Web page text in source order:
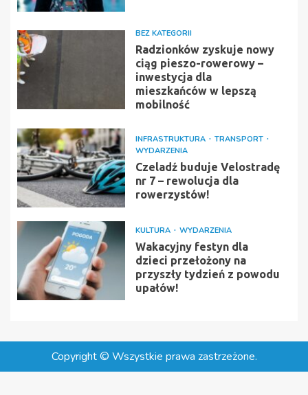
BEZ KATEGORII
Radzionków zyskuje nowy
ciąg pieszo-rowerowy –
inwestycja dla
mieszkańców w lepszą
mobilność
INFRASTRUKTURA
TRANSPORT
WYDARZENIA
Czeladź buduje Velostradę
nr 7 – rewolucja dla
rowerzystów!
KULTURA WYDARZENIA
Wakacyjny festyn dla
dzieci przełożony na
przyszły tydzień z powodu
upałów!
Copyright © Wszystkie prawa zastrzeżone.